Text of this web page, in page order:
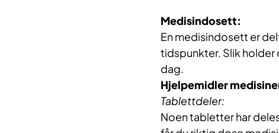
Medisindosett:
En medisindosett er
tidspunkter. Slik holder
dag.
Hjelpemidler
Tablettdeler:
Noen tabletter har